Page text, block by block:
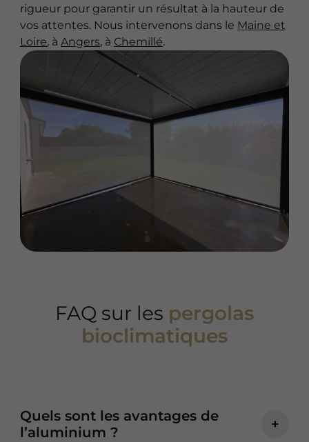
rigueur pour garantir un résultat à la hauteur de
vos attentes. Nous intervenons dans le Maine et
Loire, àAngers, à Chemillé.
FAQ sur les pergolas
bioclimatiques
Quels sont les avantages de
l’aluminium ?
+